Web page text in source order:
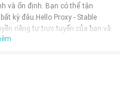
và ổn định. Bạn có thể tận
kỳ đâu.Hello Proxy - Stable
riêng tư trực tuyến của bạn và
đảm bảo mức độ bảo vệ cao
trực tuyến của bạn. Việc mã
nhân của bạn khỏi việc xâm